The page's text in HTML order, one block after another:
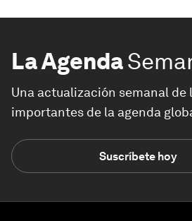
La Agenda
Una actualización semanal de
importantes de la agenda
Suscríbete hoy